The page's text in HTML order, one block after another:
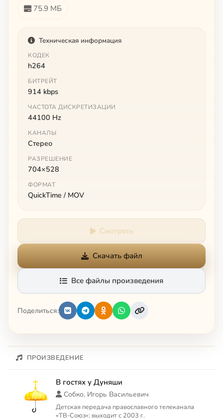
75.9 МБ
Техническая информация
КОДЕК
h264
БИТРЕЙТ
914 kbps
ЧАСТОТА ДИСКРЕТИЗАЦИИ
44100 Hz
КАНАЛЫ
Стерео
РАЗРЕШЕНИЕ
704×528
ФОРМАТ
QuickTime / MOV
Смотреть
Скачать файл
Все файлы произведения
Поделиться:
ПРОИЗВЕДЕНИЕ
В гостях у Дуняши
Собко, Игорь Васильевич
Детская передача православного телеканала
«ТВ-Союз»; выходит с 2003 г.